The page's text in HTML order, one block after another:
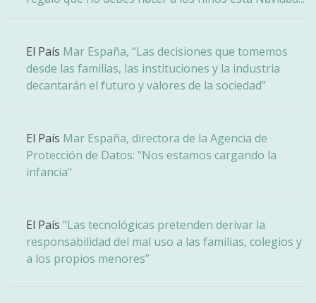
El País Mar España, “Las decisiones que tomemos
desde las familias, las instituciones y la industria
decantarán el futuro y valores de la sociedad”
El País Mar España, directora de la Agencia de
Protección de Datos: "Nos estamos cargando la
infancia"
El País “Las tecnológicas pretenden derivar la
responsabilidad del mal uso a las familias, colegios y
a los propios menores”